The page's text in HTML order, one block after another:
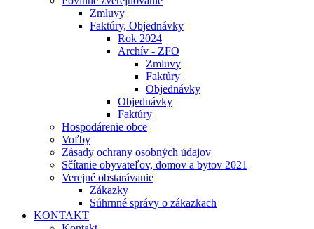
Zmluvy
Faktúry, Objednávky
Rok 2024
Archív - ZFO
Zmluvy
Faktúry
Objednávky
Objednávky
Faktúry
Hospodárenie obce
Voľby
Zásady ochrany osobných údajov
Sčítanie obyvateľov, domov a bytov 2021
Verejné obstarávanie
Zákazky
Súhrnné správy o zákazkach
KONTAKT